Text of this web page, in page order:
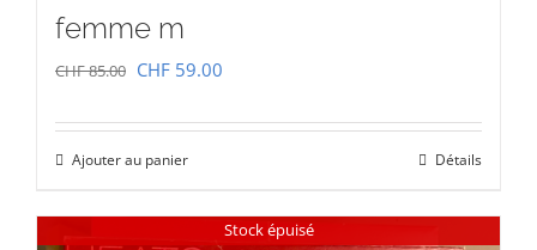
femme m
CHF85.00 Le
initial
était :
CHF 85.00.
CHF 59.00
actuel
CHF 59.00.
Ajouter au panier Détails
Stock épuisé